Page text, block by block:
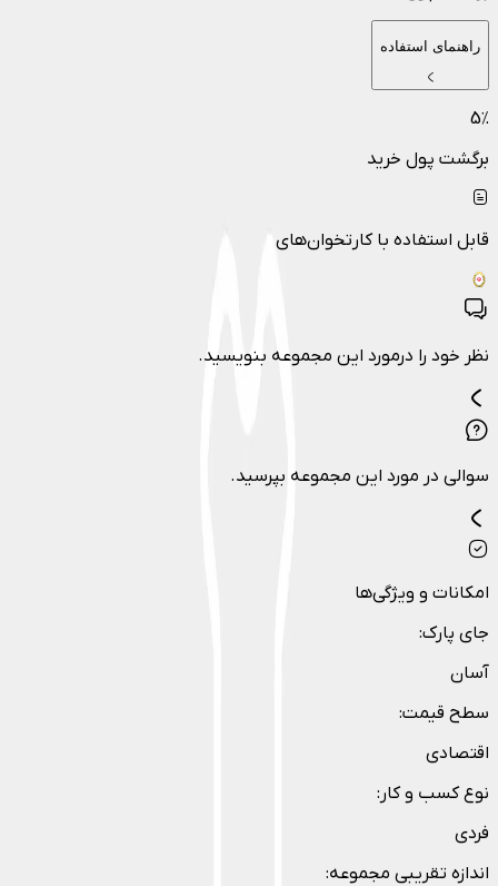
راهنمای استفاده
5٪
برگشت پول خرید
قابل استفاده با کارتخوان‌های
نظر خود را درمورد این مجموعه بنویسید.
سوالی در مورد این مجموعه بپرسید.
امکانات و ویژگی‌ها
جای پارک:
آسان
سطح قیمت:
اقتصادی
نوع کسب و کار :
فردی
اندازه تقریبی مجموعه: